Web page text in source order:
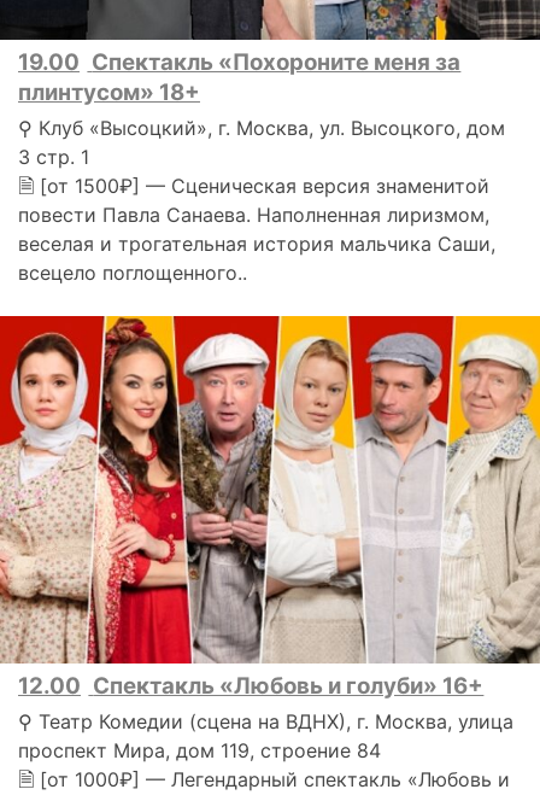
19.00 Спектакль «Похороните меня за
плинтусом» 18+
⚲ Клуб «Высоцкий», г. Москва, ул. Высоцкого, дом
3 стр. 1
🗎 [от 1500₽] — Сценическая версия знаменитой
повести Павла Санаева. Наполненная лиризмом,
веселая и трогательная история мальчика Саши,
всецело поглощенного..
12.00 Спектакль «Любовь и голуби» 16+
⚲ Театр Комедии (сцена на ВДНХ), г. Москва, улица
проспект Мира, дом 119, строение 84
🗎 [от 1000₽] — Легендарный спектакль «Любовь и